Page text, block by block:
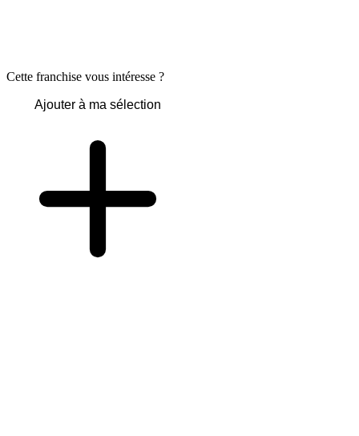
Cette franchise vous intéresse ?
Ajouter à ma sélection